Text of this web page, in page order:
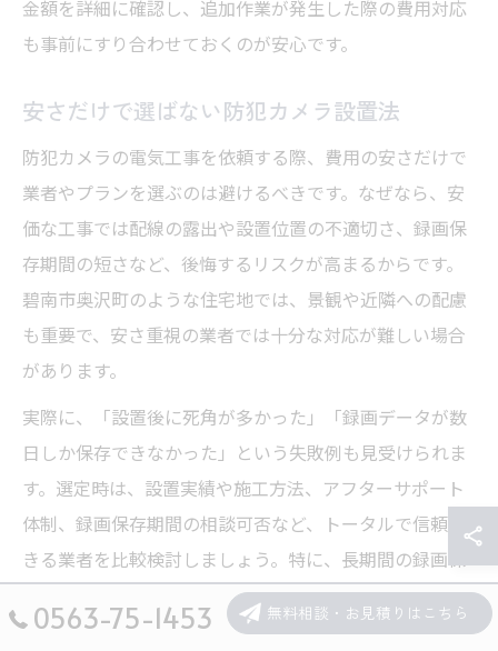
金額を詳細に確認し、追加作業が発生した際の費用対応
も事前にすり合わせておくのが安心です。
安さだけで選ばない防犯カメラ設置法
防犯カメラの電気工事を依頼する際、費用の安さだけで
業者やプランを選ぶのは避けるべきです。なぜなら、安
価な工事では配線の露出や設置位置の不適切さ、録画保
存期間の短さなど、後悔するリスクが高まるからです。
碧南市奥沢町のような住宅地では、景観や近隣への配慮
も重要で、安さ重視の業者では十分な対応が難しい場合
があります。
実際に、「設置後に死角が多かった」「録画データが数
日しか保存できなかった」という失敗例も見受けられま
す。選定時は、設置実績や施工方法、アフターサポート
体制、録画保存期間の相談可否など、トータルで信頼で
きる業者を比較検討しましょう。特に、長期間の録画保
存や遠隔監視を希望する場合は、機器選定と工事内容を
十分に吟味することが必要です。
0563-75-1453 無料相談・お見積りはこちら